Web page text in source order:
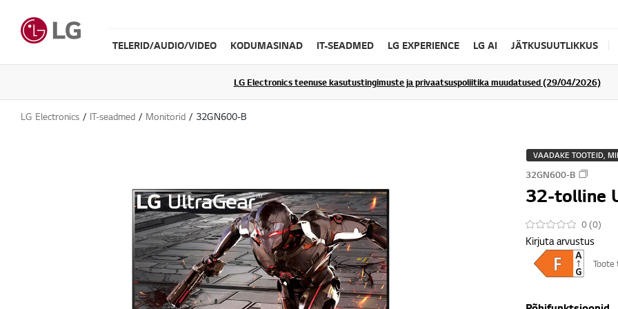
TELERID/AUDIO/VIDEO KODUMASINAD IT-SEADMED LG EXPERIENCE LG AI JÄTKUSUUTLIKKUS
LG Electronics teenuse kasutustingimuste ja privaatsuspoliitika muudatused (29/04/2026)
LG Electronics IT-seadmed Monitorid 32GN600-B
VAADAKE TOOTEID,
32GN600-B
32-tolline
0 (0)
Kirjuta arvustus